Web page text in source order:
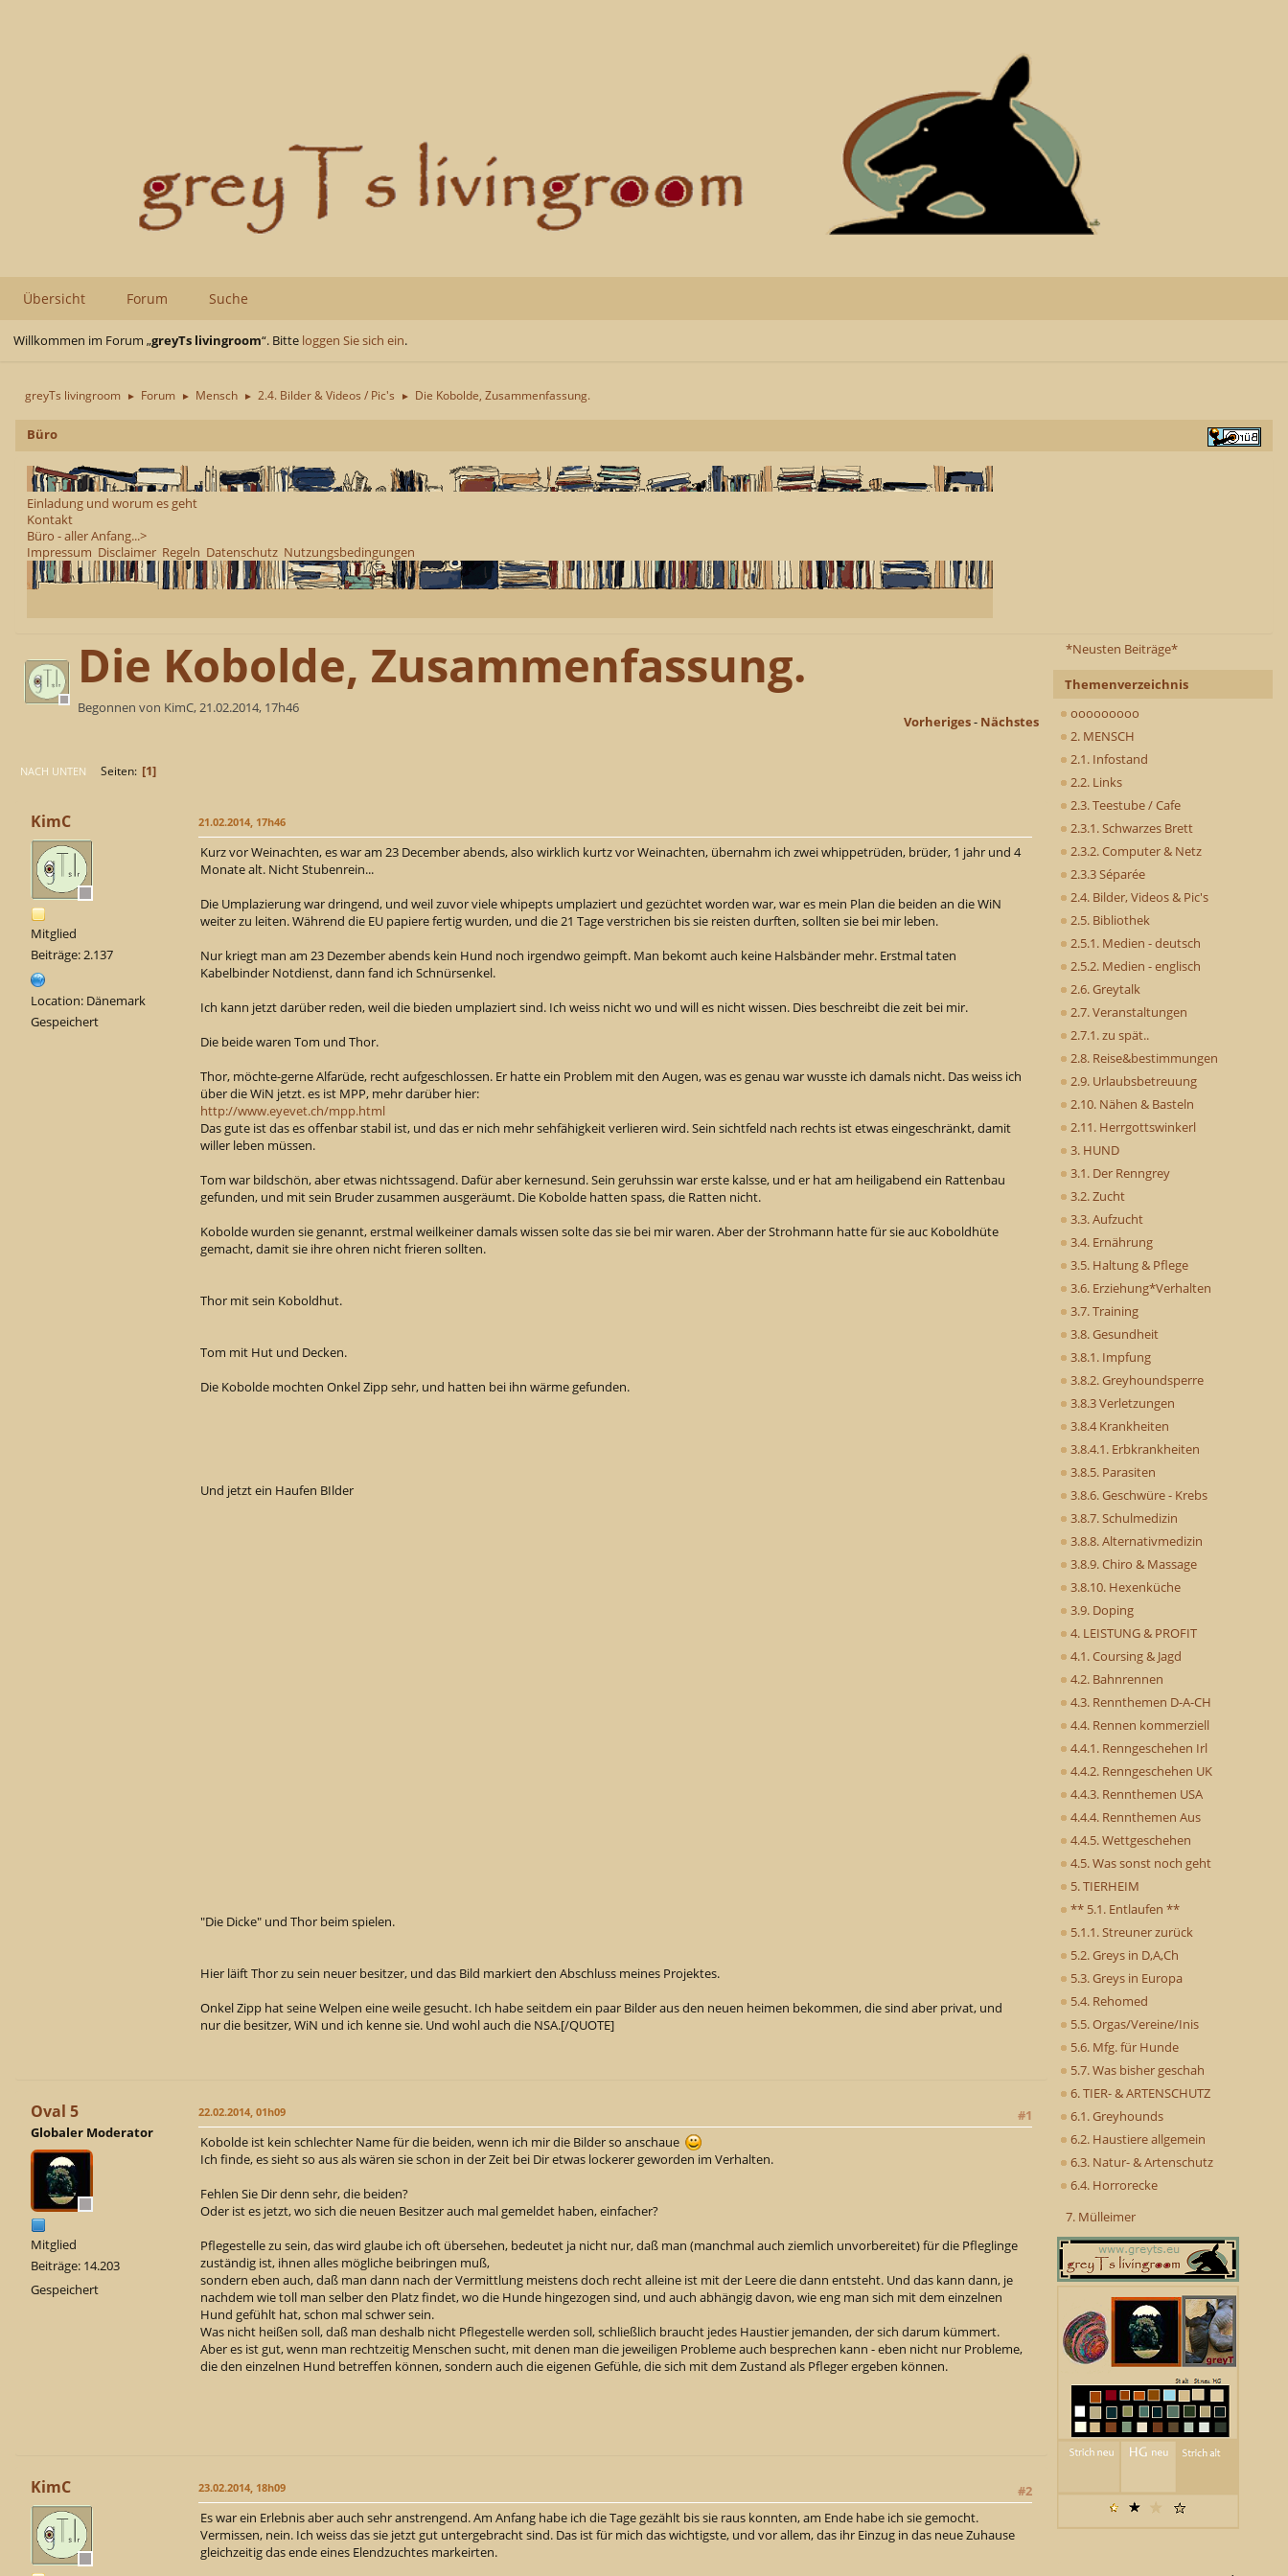
Übersicht Forum Suche
Willkommen im Forum „greyTs livingroom“. Bitte loggen Sie sich ein.
greyTs livingroom ► Forum ► Mensch ► 2.4. Bilder & Videos / Pic's ► Die Kobolde, Zusammenfassung.
Büro
Einladung und worum es geht
Kontakt
Büro - aller Anfang...>
Impressum Disclaimer Regeln Datenschutz Nutzungsbedingungen
*Neusten Beiträge*
Themenverzeichnis
ooooooooo
2. MENSCH
2.1. Infostand
2.2. Links
2.3. Teestube / Cafe
2.3.1. Schwarzes Brett
2.3.2. Computer & Netz
2.3.3 Séparée
2.4. Bilder, Videos & Pic's
2.5. Bibliothek
2.5.1. Medien - deutsch
2.5.2. Medien - englisch
2.6. Greytalk
2.7. Veranstaltungen
2.7.1. zu spät..
2.8. Reise&bestimmungen
2.9. Urlaubsbetreuung
2.10. Nähen & Basteln
2.11. Herrgottswinkerl
3. HUND
3.1. Der Renngrey
3.2. Zucht
3.3. Aufzucht
3.4. Ernährung
3.5. Haltung & Pflege
3.6. Erziehung*Verhalten
3.7. Training
3.8. Gesundheit
3.8.1. Impfung
3.8.2. Greyhoundsperre
3.8.3 Verletzungen
3.8.4 Krankheiten
3.8.4.1. Erbkrankheiten
3.8.5. Parasiten
3.8.6. Geschwüre - Krebs
3.8.7. Schulmedizin
3.8.8. Alternativmedizin
3.8.9. Chiro & Massage
3.8.10. Hexenküche
3.9. Doping
4. LEISTUNG & PROFIT
4.1. Coursing & Jagd
4.2. Bahnrennen
4.3. Rennthemen D-A-CH
4.4. Rennen kommerziell
4.4.1. Renngeschehen Irl
4.4.2. Renngeschehen UK
4.4.3. Rennthemen USA
4.4.4. Rennthemen Aus
4.4.5. Wettgeschehen
4.5. Was sonst noch geht
5. TIERHEIM
** 5.1. Entlaufen **
5.1.1. Streuner zurück
5.2. Greys in D,A,Ch
5.3. Greys in Europa
5.4. Rehomed
5.5. Orgas/Vereine/Inis
5.6. Mfg. für Hunde
5.7. Was bisher geschah
6. TIER- & ARTENSCHUTZ
6.1. Greyhounds
6.2. Haustiere allgemein
6.3. Natur- & Artenschutz
6.4. Horrorecke
7. Mülleimer
Die Kobolde, Zusammenfassung.
Begonnen von KimC, 21.02.2014, 17h46
Vorheriges- Nächstes
NACH UNTEN Seiten 1
KimC
Mitglied
Beiträge: 2.137
Location: Dänemark
Gespeichert
21.02.2014, 17h46
Kurz vor Weinachten, es war am 23 December abends, also wirklich kurtz vor Weinachten, übernahm ich zwei whippetrüden, brüder, 1 jahr und 4
Monate alt. Nicht Stubenrein...
Die Umplazierung war dringend, und weil zuvor viele whipepts umplaziert und gezüchtet worden war, war es mein Plan die beiden an die WiN
weiter zu leiten. Während die EU papiere fertig wurden, und die 21 Tage verstrichen bis sie reisten durften, sollten sie bei mir leben.
Nur kriegt man am 23 Dezember abends kein Hund noch irgendwo geimpft. Man bekomt auch keine Halsbänder mehr. Erstmal taten
Kabelbinder Notdienst, dann fand ich Schnürsenkel.
Ich kann jetzt darüber reden, weil die bieden umplaziert sind. Ich weiss nicht wo und will es nicht wissen. Dies beschreibt die zeit bei mir.
Die beide waren Tom und Thor.
Thor, möchte-gerne Alfarüde, recht aufgeschlossen. Er hatte ein Problem mit den Augen, was es genau war wusste ich damals nicht. Das weiss ich
über die WiN jetzt. es ist MPP, mehr darüber hier:
http://www.eyevet.ch/mpp.html
Das gute ist das es offenbar stabil ist, und das er nich mehr sehfähigkeit verlieren wird. Sein sichtfeld nach rechts ist etwas eingeschränkt, damit
willer leben müssen.
Tom war bildschön, aber etwas nichtssagend. Dafür aber kernesund. Sein geruhssin war erste kalsse, und er hat am heiligabend ein Rattenbau
gefunden, und mit sein Bruder zusammen ausgeräumt. Die Kobolde hatten spass, die Ratten nicht.
Kobolde wurden sie genannt, erstmal weilkeiner damals wissen solte das sie bei mir waren. Aber der Strohmann hatte für sie auc Koboldhüte
gemacht, damit sie ihre ohren nicht frieren sollten.
Thor mit sein Koboldhut.
Tom mit Hut und Decken.
Die Kobolde mochten Onkel Zipp sehr, und hatten bei ihn wärme gefunden.
Und jetzt ein Haufen BIlder
"Die Dicke" und Thor beim spielen.
Hier läift Thor zu sein neuer besitzer, und das Bild markiert den Abschluss meines Projektes.
Onkel Zipp hat seine Welpen eine weile gesucht. Ich habe seitdem ein paar Bilder aus den neuen heimen bekommen, die sind aber privat, und
nur die besitzer, WiN und ich kenne sie. Und wohl auch die NSA.[/QUOTE]
Oval 5
Globaler Moderator
Mitglied
Beiträge: 14.203
Gespeichert
#1
22.02.2014, 01h09
Kobolde ist kein schlechter Name für die beiden, wenn ich mir die Bilder so anschaue
Ich finde, es sieht so aus als wären sie schon in der Zeit bei Dir etwas lockerer geworden im Verhalten.
Fehlen Sie Dir denn sehr, die beiden?
Oder ist es jetzt, wo sich die neuen Besitzer auch mal gemeldet haben, einfacher?
Pflegestelle zu sein, das wird glaube ich oft übersehen, bedeutet ja nicht nur, daß man (manchmal auch ziemlich unvorbereitet) für die Pfleglinge
zuständig ist, ihnen alles mögliche beibringen muß,
sondern eben auch, daß man dann nach der Vermittlung meistens doch recht alleine ist mit der Leere die dann entsteht. Und das kann dann, je
nachdem wie toll man selber den Platz findet, wo die Hunde hingezogen sind, und auch abhängig davon, wie eng man sich mit dem einzelnen
Hund gefühlt hat, schon mal schwer sein.
Was nicht heißen soll, daß man deshalb nicht Pflegestelle werden soll, schließlich braucht jedes Haustier jemanden, der sich darum kümmert.
Aber es ist gut, wenn man rechtzeitig Menschen sucht, mit denen man die jeweiligen Probleme auch besprechen kann - eben nicht nur Probleme,
die den einzelnen Hund betreffen können, sondern auch die eigenen Gefühle, die sich mit dem Zustand als Pfleger ergeben können.
KimC #2
23.02.2014, 18h09
Es war ein Erlebnis aber auch sehr anstrengend. Am Anfang habe ich die Tage gezählt bis sie raus konnten, am Ende habe ich sie gemocht.
Vermissen, nein. Ich weiss das sie jetzt gut untergebracht sind. Das ist für mich das wichtigste, und vor allem, das ihr Einzug in das neue Zuhause
gleichzeitig das ende eines Elendzuchtes markeirten.